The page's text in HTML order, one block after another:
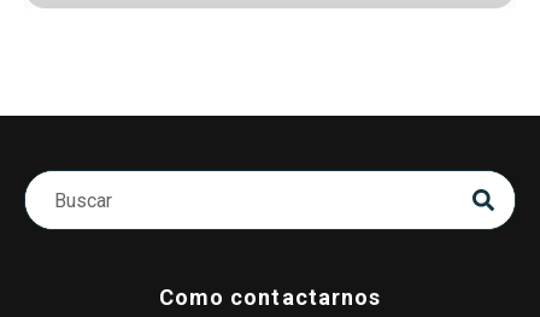
Como contactarnos